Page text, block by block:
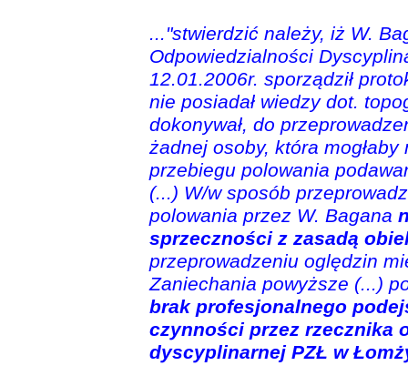
..."stwierdzić należy, iż W.
Odpowiedzialności
12.01.2006r. sporządził
nie posiadał wiedzy dot.
dokonywał, do
żadnej osoby, która
przebiegu polowania
(...) W/w sposób
polowania przez W. Bagana
sprzeczności z zasadą
przeprowadzeniu oględzin
Zaniechania powyższe (...)
brak profesjonalnego
czynności przez rzecznika
dyscyplinarnej PZŁ w